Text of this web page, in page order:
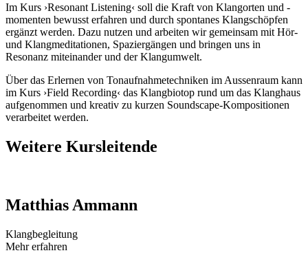
Im Kurs ›Resonant Listening‹ soll die Kraft von Klangorten und -
momenten bewusst erfahren und durch spontanes Klangschöpfen
ergänzt werden. Dazu nutzen und arbeiten wir gemeinsam mit Hör-
und Klangmeditationen, Spaziergängen und bringen uns in
Resonanz miteinander und der Klangumwelt.
Über das Erlernen von Tonaufnahmetechniken im Aussenraum kann
im Kurs ›Field Recording‹ das Klangbiotop rund um das Klanghaus
aufgenommen und kreativ zu kurzen Soundscape-Kompositionen
verarbeitet werden.
Weitere Kursleitende
Matthias Ammann
Klangbegleitung
Mehr erfahren